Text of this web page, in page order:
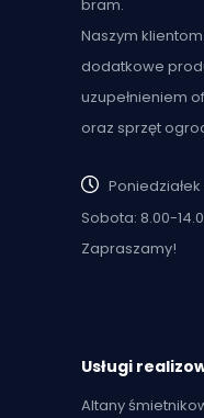
bram.
Naszym
dodatkowe
uzupełnieniem
oraz sprzęt
Poniedziałek
Sobota: 8.00-
Zapraszamy!
Usługi
Altany